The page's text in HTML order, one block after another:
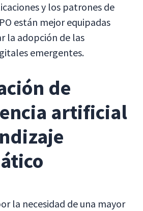
y los patrones de
están mejor equipadas
la adopción de las
emergentes.
de
artificial
la necesidad de una mayor